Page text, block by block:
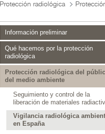
Protección radiológica
Información preliminar
Qué hacemos por la protección
radiológica
Protección radiológica del
del medio ambiente
Seguimiento y control de la
liberación de materiales
Vigilancia radiológica
en España